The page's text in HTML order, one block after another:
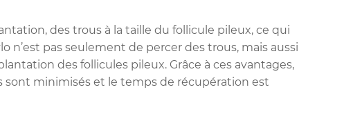
des trous à la taille du follicule pileux, ce qui
n’est pas seulement de percer des trous, mais aussi
des follicules pileux. Grâce à ces avantages,
sont minimisés et le temps de récupération est